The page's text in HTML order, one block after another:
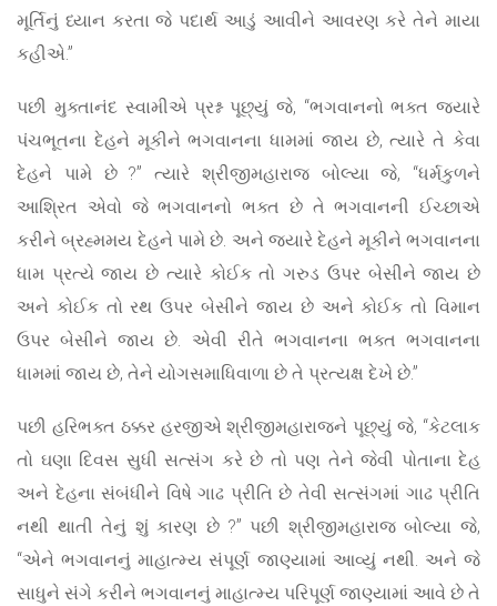
મૂર્તિનું ધ્યાન કરતા જે પદાર્થ આડું આવીને આવરણ કરે તેને માયા
કહીએ.”
પછી મુક્તાનંદ સ્વામીએ પ્રશ્ન પૂછ્યું જે, “ભગવાનનો ભક્ત જ્યારે
પંચભૂતના દેહને મૂકીને ભગવાનના ધામમાં જાય છે, ત્યારે તે કેવા
દેહને પામે છે ?” ત્યારે શ્રીજીમહારાજ બોલ્યા જે, “ધર્મકુળને
આશ્રિત એવો જે ભગવાનનો ભક્ત છે તે ભગવાનની ઈચ્છાએ
કરીને બ્રહ્મમય દેહને પામે છે. અને જ્યારે દેહને મૂકીને ભગવાનના
ધામ પ્રત્યે જાય છે ત્યારે કોઈક તો ગરુડ ઉપર બેસીને જાય છે
અને કોઈક તો રથ ઉપર બેસીને જાય છે અને કોઈક તો વિમાન
ઉપર બેસીને જાય છે. એવી રીતે ભગવાનના ભક્ત ભગવાનના
ધામમાં જાય છે, તેને યોગસમાધિવાળા છે તે પ્રત્યક્ષ દેખે છે.”
પછી હરિભક્ત ઠક્કર હરજીએ શ્રીજીમહારાજને પૂછ્યું જે, “કેટલાક
તો ઘણા દિવસ સુધી સત્સંગ કરે છે તો પણ તેને જેવી પોતાના દેહ
અને દેહના સંબંધીને વિષે ગાઢ પ્રીતિ છે તેવી સત્સંગમાં ગાઢ પ્રીતિ
નથી થાતી તેનું શું કારણ છે ?” પછી શ્રીજીમહારાજ બોલ્યા જે,
“એને ભગવાનનું માહાત્મ્ય સંપૂર્ણ જાણ્યામાં આવ્યું નથી. અને જે
સાધુને સંગે કરીને ભગવાનનું માહાત્મ્ય પરિપૂર્ણ જાણ્યામાં આવે છે તે